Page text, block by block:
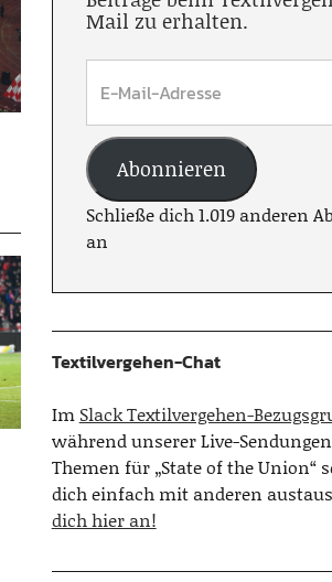
Mail zu erhalten.
Abonnieren
Schließe dich 1.019 anderen
an
Textilvergehen-Chat
Im Slack Textilvergehen-
während unserer Live-
Themen für „State of the Union“
dich einfach mit anderen
dich hier an!